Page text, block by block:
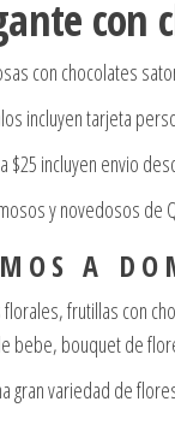
con
con chocolates
incluyen tarjeta
incluyen envio
y novedosos de
M O S A D O
frutillas con
bebe, bouquet de
gran variedad de